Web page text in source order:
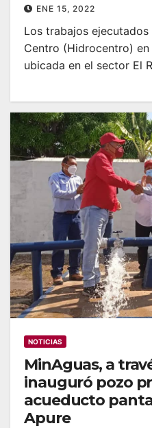
ENE 15, 2022
Los trabajos
Centro (Hidrocentro)
ubicada en el sector El
NOTICIAS
MinAguas, a
inauguró pozo
acueducto
Apure